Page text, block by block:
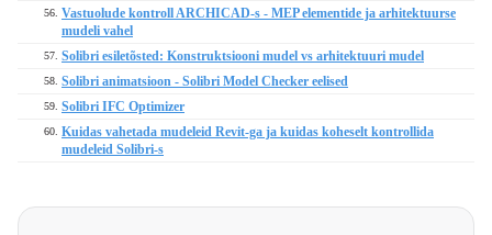
56. Vastuolude kontroll ARCHICAD-s - MEP elementide ja arhitektuurse
mudeli vahel
57. Solibri esiletõsted: Konstruktsiooni mudel vs arhitektuuri mudel
58. Solibri animatsioon - Solibri Model Checker eelised
59. Solibri IFC Optimizer
60. Kuidas vahetada mudeleid Revit-ga ja kuidas koheselt kontrollida
mudeleid Solibri-s